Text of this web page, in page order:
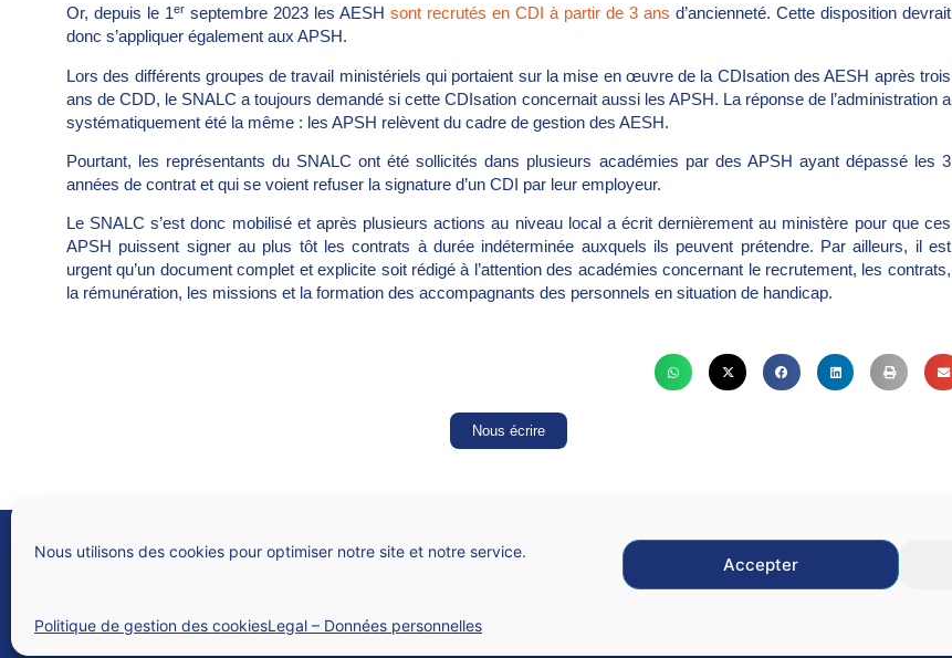
Nous utilisons des cookies pour optimiser notre site et notre service.
Accepter
Politique de gestion des cookiesLegal – Données personnelles
Or, depuis le 1er septembre 2023 les AESH sont recrutés en CDI à partir de 3 ans d’ancienneté. Cette disposition devrait
donc s’appliquer également aux APSH.
Lors des différents groupes de travail ministériels qui portaient sur la mise en œuvre de la CDIsation des AESH après trois
ans de CDD, le SNALC a toujours demandé si cette CDIsation concernait aussi les APSH. La réponse de l’administration a
systématiquement été la même : les APSH relèvent du cadre de gestion des AESH.
Pourtant, les représentants du SNALC ont été sollicités dans plusieurs académies par des APSH ayant dépassé les 3
années de contrat et qui se voient refuser la signature d’un CDI par leur employeur.
Le SNALC s’est donc mobilisé et après plusieurs actions au niveau local a écrit dernièrement au ministère pour que ces
APSH puissent signer au plus tôt les contrats à durée indéterminée auxquels ils peuvent prétendre. Par ailleurs, il est
urgent qu’un document complet et explicite soit rédigé à l’attention des académies concernant le recrutement, les contrats,
la rémunération, les missions et la formation des accompagnants des personnels en situation de handicap.
Nous écrire
Syndicat national des lycées, collèges, écoles et du supérieur
4 rue de Trévise – 75009 PARIS
Qui sommes-nous ? Nous contacter